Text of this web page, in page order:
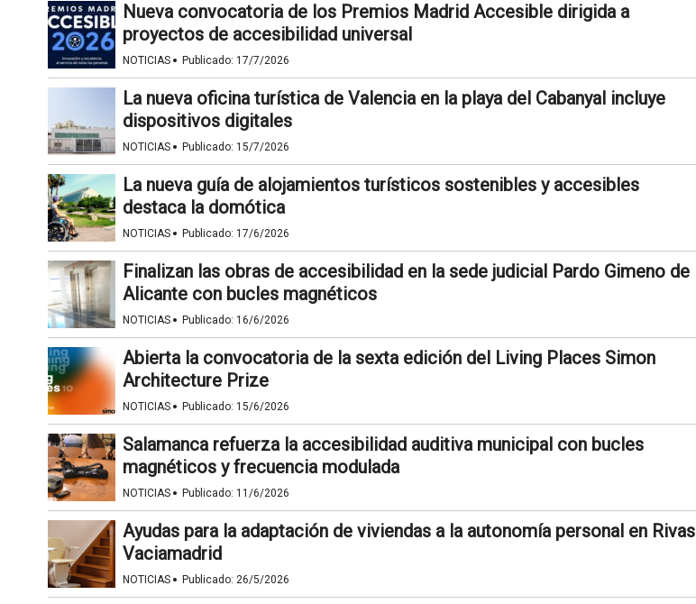
Nueva convocatoria de los Premios Madrid Accesible dirigida a
proyectos de accesibilidad universal
NOTICIAS · Publicado: 17/7/2026
La nueva oficina turística de Valencia en la playa del Cabanyal incluye
dispositivos digitales
NOTICIAS · Publicado: 15/7/2026
La nueva guía de alojamientos turísticos sostenibles y accesibles
destaca la domótica
NOTICIAS · Publicado: 17/6/2026
Finalizan las obras de accesibilidad en la sede judicial Pardo Gimeno de
Alicante con bucles magnéticos
NOTICIAS · Publicado: 16/6/2026
Abierta la convocatoria de la sexta edición del Living Places Simon
Architecture Prize
NOTICIAS · Publicado: 15/6/2026
Salamanca refuerza la accesibilidad auditiva municipal con bucles
magnéticos y frecuencia modulada
NOTICIAS · Publicado: 11/6/2026
Ayudas para la adaptación de viviendas a la autonomía personal en Rivas
Vaciamadrid
NOTICIAS · Publicado: 26/5/2026